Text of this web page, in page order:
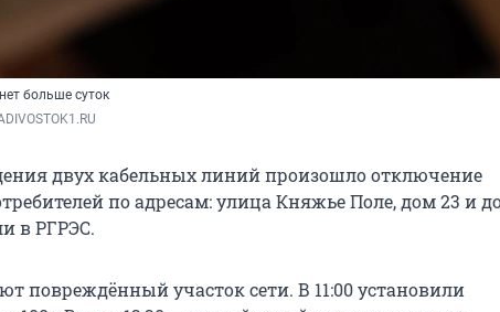
больше суток
двух кабельных линий произошло отключение
по адресам: улица Княжье Поле, дом 23 и
в РГРЭС.
повреждённый участок сети. В 11:00 установили